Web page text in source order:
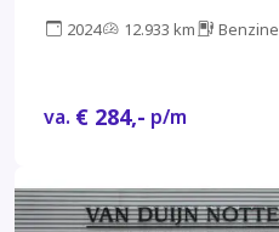
2024 12.933 km Benzine
va. € 284,- p/m